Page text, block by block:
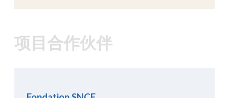
项目合作伙伴